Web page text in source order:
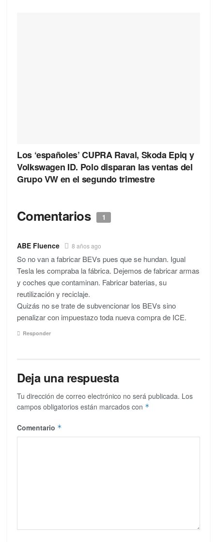
Los ‘españoles’ CUPRA Raval, Skoda Epiq y
Volkswagen ID. Polo disparan las ventas del
Grupo VW en el segundo trimestre
Comentarios 1
ABE Fluence 8 años ago
So no van a fabricar BEVs pues que se hundan. Igual
Tesla les compraba la fábrica. Dejemos de fabricar armas
y coches que contaminan. Fabricar baterias, su
reutilización y reciclaje.
Quizás no se trate de subvencionar los BEVs sino
penalizar con impuestazo toda nueva compra de ICE.
Responder
Deja una respuesta
Tu dirección de correo electrónico no será publicada. Los
campos obligatorios están marcados con *
Comentario *